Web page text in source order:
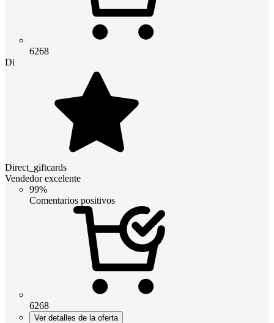
6268
Di
Direct_giftcards
Vendedor excelente
99%
Comentarios positivos
6268
Ver detalles de la oferta